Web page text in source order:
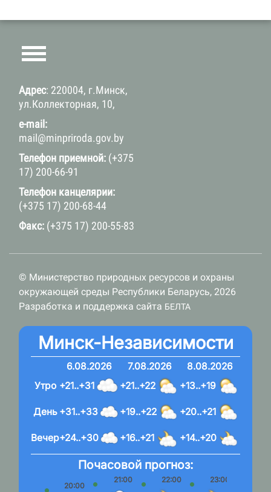
Адрес: 220004, г.Минск,
ул.Коллекторная, 10,
e-mail:
mail@minpriroda.gov.by
Телефон приемной: (+375
17) 200-66-91
Телефон канцелярии:
(+375 17) 200-68-44
Факс: (+375 17) 200-55-83
© Министерство природных ресурсов и охраны
окружающей среды Республики Беларусь, 2026
Разработка и поддержка сайта БЕЛТА
Минск-Независимости
6.08.2026
+21..+31
+31..+33
+24..+30
7.08.2026
+21..+22
+19..+22
+16..+21
8.08.2026
+13..+19
+20..+21
+14..+20
Вечер
День
Утро
Почасовой прогноз:
20:00
21:00 22:00 23:00